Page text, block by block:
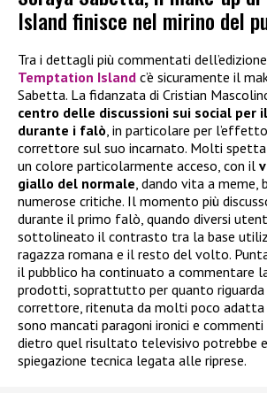
Island finisce nel mirino del
Tra i dettagli più commentati
Temptation Island c’è sicuramente il
Sabetta. La fidanzata di Cristian
centro delle discussioni sui social per
durante i falò , in particolare per
correttore sul suo incarnato. Molti
un colore particolarmente acceso, con il
giallo del normale , dando vita a
numerose critiche. Il momento più
durante il primo falò, quando diversi
sottolineato il contrasto tra la base
ragazza romana e il resto del volto.
il pubblico ha continuato a commentare
prodotti, soprattutto per quanto
correttore, ritenuta da molti poco adatta
sono mancati paragoni ironici e commenti
dietro quel risultato televisivo potrebbe
spiegazione tecnica legata alle riprese.